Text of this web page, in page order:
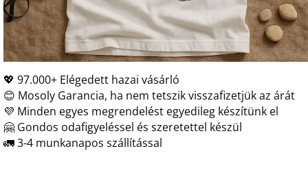
💖 97.000+ Elégedett hazai vásárló
😊 Mosoly Garancia, ha nem tetszik visszafizetjük az árát
💜 Minden egyes megrendelést egyedileg készítünk el
🤗 Gondos odafigyeléssel és szeretettel készül
🚛 3-4 munkanapos szállítással